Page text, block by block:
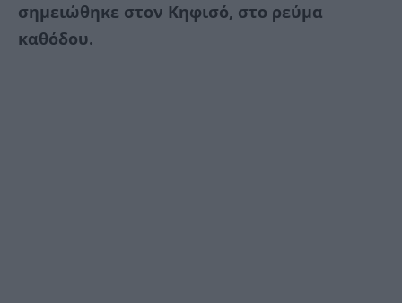
σημειώθηκε στον Κηφισό, στο ρεύμα
καθόδου.